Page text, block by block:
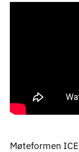
Møteformen ICE